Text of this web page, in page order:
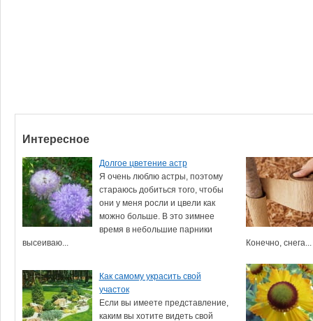
Интересное
Долгое цветение астр
Я очень люблю астры, поэтому
стараюсь добиться того, чтобы
они у меня росли и цвели как
можно больше. В это зимнее
время в небольшие парники
высеиваю...
Конечно, снега...
Как самому украсить свой
участок
Если вы имеете представление,
каким вы хотите видеть свой